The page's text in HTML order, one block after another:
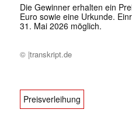
Die Gewinner erhalten ein
Euro sowie eine Urkunde.
31. Mai 2026 möglich.
© |transkript.de
Preisverleihung